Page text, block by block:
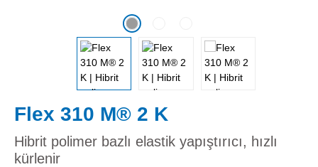
Flex 310 M® 2 K
Hibrit polimer bazlı elastik yapıştırıcı, hızlı
kürlenir